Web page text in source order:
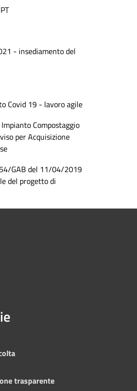
- insediamento del
Covid 19 - lavoro agile
Compostaggio
per Acquisizione
GAB del 11/04/2019
del progetto di
trasparente